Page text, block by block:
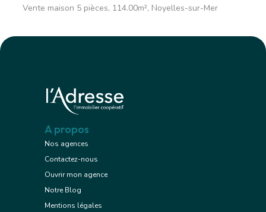
Vente maison 5 pièces, 114.00m², Noyelles-sur-Mer
A propos
Nos agences
Contactez-nous
Ouvrir mon agence
Notre Blog
Mentions légales